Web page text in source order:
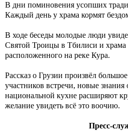
В дни поминовения усопших
Каждый день у храма кормят
В ходе беседы молодые люди
Святой Троицы в Тбилиси и храма
расположенного на реке Кура.
Рассказ о Грузии произвёл
участников встречи, новые знания
национальной кухне расширяют
желание увидеть всё это воочию.
Пресс-